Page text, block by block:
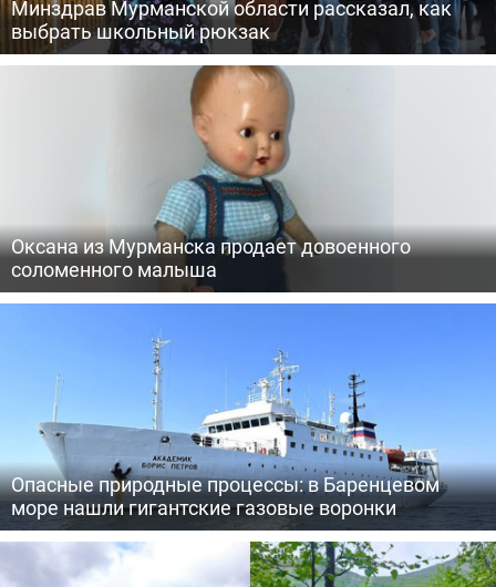
Минздрав Мурманской области рассказал, как
выбрать школьный рюкзак
Оксана из Мурманска продает довоенного
соломенного малыша
Опасные природные процессы: в Баренцевом
море нашли гигантские газовые воронки